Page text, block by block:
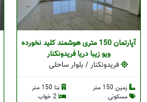
آپارتمان 150 متری هوشمند کلید نخورده
ویو زیبا دریا فریدونکنار
فریدونکنار / بلوار ساحلی
زمین 150 متر
بنا 150 متر
مسکونی